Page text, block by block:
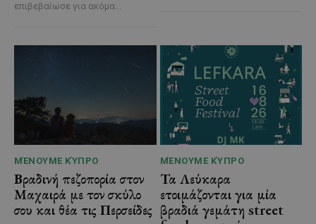
επιβεβαίωσε για ακόμα...
ΜΈΝΟΥΜΕ ΚΎΠΡΟ
Βραδινή πεζοπορία στον
Μαχαιρά με τον σκύλο
σου και θέα τις Περσείδες
ΜΈΝΟΥΜΕ ΚΎΠΡΟ
Τα Λεύκαρα
ετοιμάζονται για μία
βραδιά γεμάτη street